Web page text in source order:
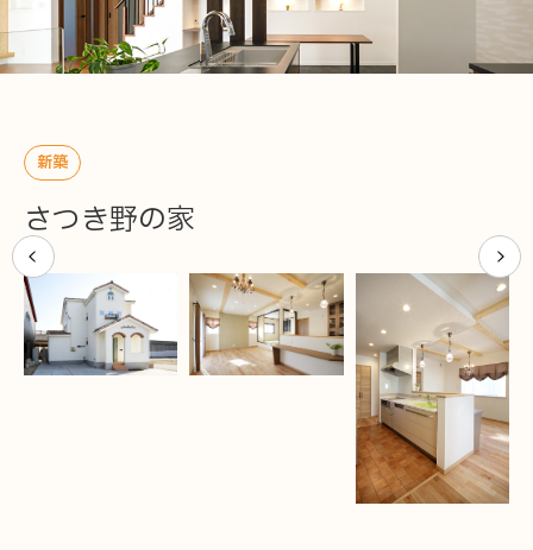
ハイブリッドどまだんシステム®
炭ちゃん
家づくりの流れ
施工事例
イベント
ラインナップ
新築
さつき野の家